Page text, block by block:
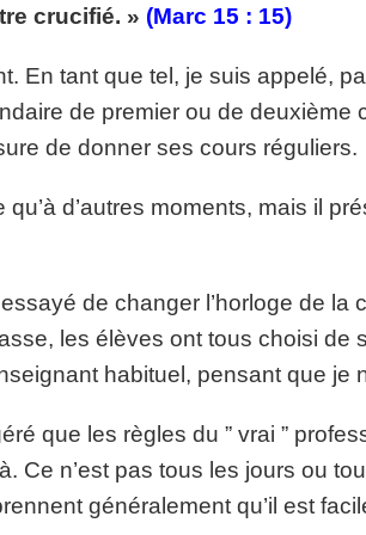
crucifié. » (Marc 15 : 15)
En tant que tel, je suis appelé,
de premier ou de deuxième
de donner ses cours réguliers.
d’autres moments, mais il
de changer l’horloge de la
les élèves ont tous choisi de
habituel, pensant que je
que les règles du ” vrai ”
Ce n’est pas tous les jours ou
généralement qu’il est